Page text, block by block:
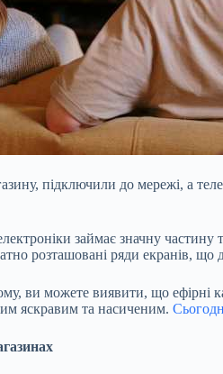
підключили до мережі, а
займає значну
розташовані ряди екранів,
ви можете виявити, що ефірні
яскравим та насиченим.